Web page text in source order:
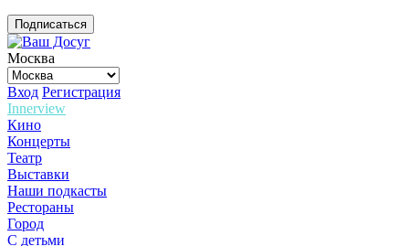
Подписаться
Москва
Вход Регистрация
Innerview
Кино
Концерты
Театр
Выставки
Наши подкасты
Рестораны
Город
С детьми